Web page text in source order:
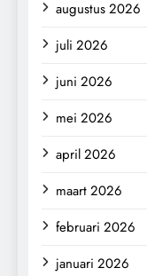
augustus 2026
juli 2026
juni 2026
mei 2026
april 2026
maart 2026
februari 2026
januari 2026